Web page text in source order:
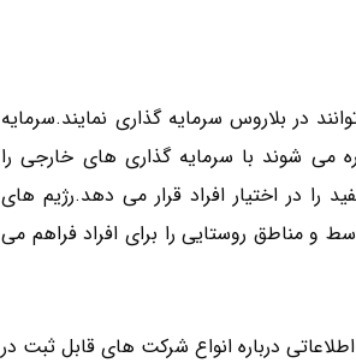
در بلاروس سرمایه گذاری نمایند.سرمایه
شوند با سرمایه گذاری های خارجی را
را در اختیار افراد قرار می دهد.رژیم های
و مناطق روستایی را برای افراد فراهم می
درباره انواع شرکت های قابل ثبت در